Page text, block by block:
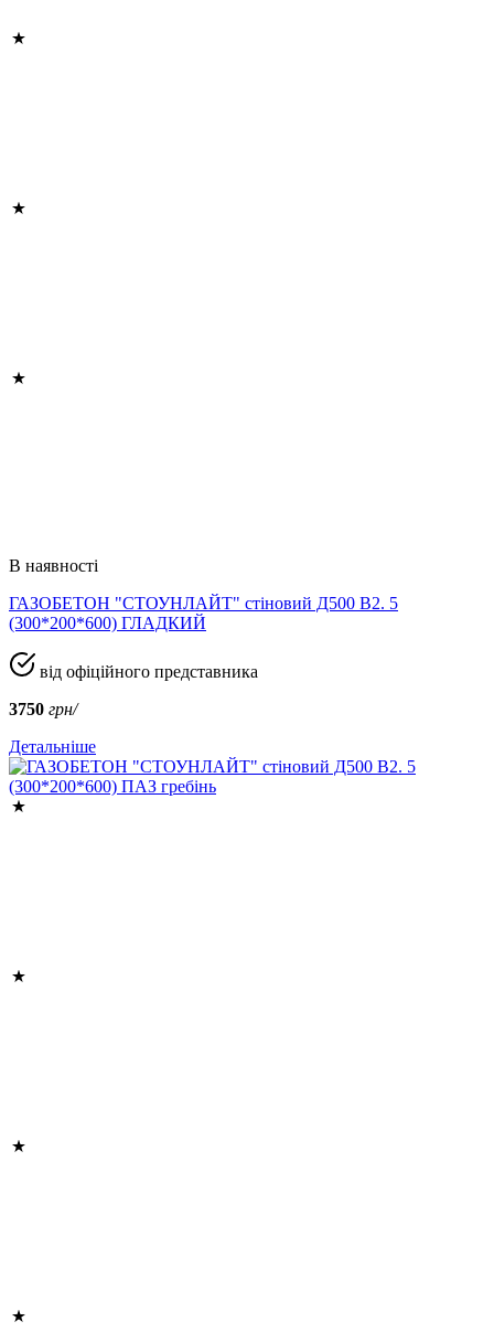
В наявності
ГАЗОБЕТОН "СТОУНЛАЙТ" стіновий Д500 В2. 5
(300*200*600) ГЛАДКИЙ
від офіційного представника
3750 грн/
Детальніше